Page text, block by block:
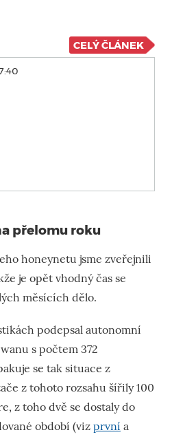
CELÝ ČLÁNEK
přelomu roku
honeynetu jsme zveřejnili
je opět vhodný čas se
měsících dělo.
podepsal autonomní
s počtem 372
se tak situace z
z tohoto rozsahu šířily 100
z toho dvě se dostaly do
období (viz první a